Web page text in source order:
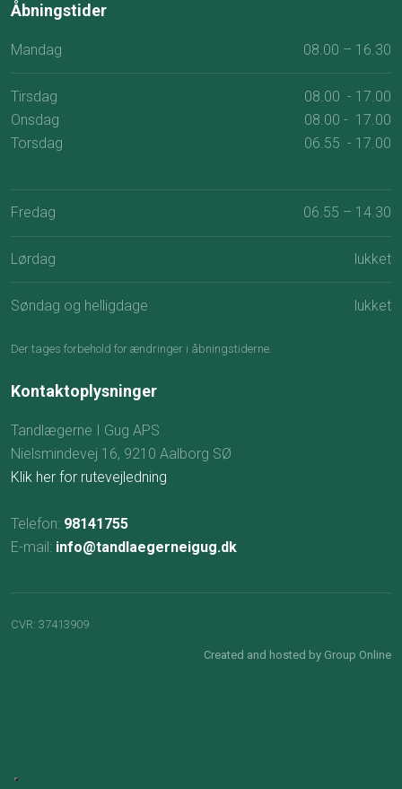
Åbningstider​
Mandag 08.00 – 16.30
Tirsdag
Onsdag
Torsdag
08.00 - 17.00
08.00 - 17.00
06.55 - 17.00
Fredag 06.55 – 14.30​
Lørdag lukket​
Søndag og helligdage lukket
Der tages for​behold for ændringer i åbningstiderne.
Kontaktoplysninger
Tandlægerne I Gug APS
Nielsmindevej 16, 9210 Aalborg SØ
Klik her for rutevejledning
Telefon: 98141755
E-mail: info@tandlaegerneigug.dk
CVR​: 37413909
Created and hosted by Group Online